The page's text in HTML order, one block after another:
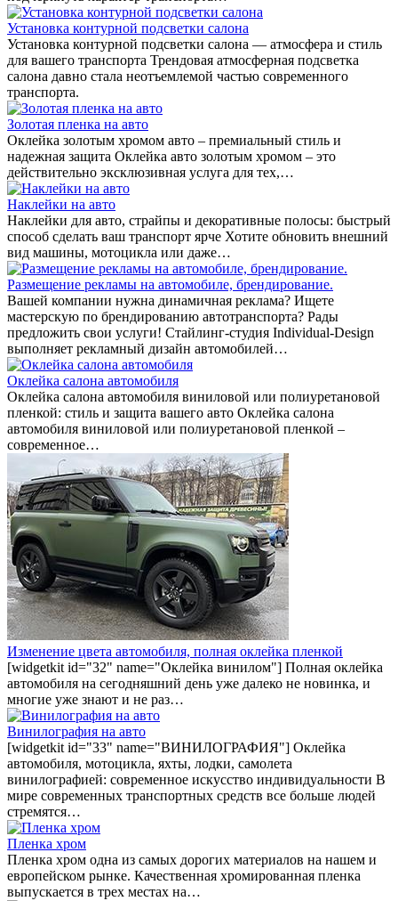
Установка контурной подсветки салона
Установка контурной подсветки салона — атмосфера и стиль
для вашего транспорта Трендовая атмосферная подсветка
салона давно стала неотъемлемой частью современного
транспорта.
Золотая пленка на авто
Оклейка золотым хромом авто – премиальный стиль и
надежная защита Оклейка авто золотым хромом – это
действительно эксклюзивная услуга для тех,…
Наклейки на авто
Наклейки для авто, страйпы и декоративные полосы: быстрый
способ сделать ваш транспорт ярче Хотите обновить внешний
вид машины, мотоцикла или даже…
Размещение рекламы на автомобиле, брендирование.
Вашей компании нужна динамичная реклама? Ищете
мастерскую по брендированию автотранспорта? Рады
предложить свои услуги! Стайлинг-студия Individual-Design
выполняет рекламный дизайн автомобилей…
Оклейка салона автомобиля
Оклейка салона автомобиля виниловой или полиуретановой
пленкой: стиль и защита вашего авто Оклейка салона
автомобиля виниловой или полиуретановой пленкой –
современное…
Изменение цвета автомобиля, полная оклейка пленкой
[widgetkit id="32" name="Оклейка винилом"] Полная оклейка
автомобиля на сегодняшний день уже далеко не новинка, и
многие уже знают и не раз…
Винилография на авто
[widgetkit id="33" name="ВИНИЛОГРАФИЯ"] Оклейка
автомобиля, мотоцикла, яхты, лодки, самолета
винилографией: современное искусство индивидуальности В
мире современных транспортных средств все больше людей
стремятся…
Пленка хром
Пленка хром одна из самых дорогих материалов на нашем и
европейском рынке. Качественная хромированная пленка
выпускается в трех местах на…